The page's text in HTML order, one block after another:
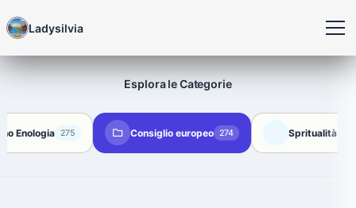
Ladysilvia
Esplora le Categorie
Enologia 275 Consiglio europeo 274 Spritualità